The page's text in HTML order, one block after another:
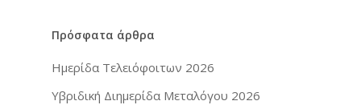
Πρόσφατα άρθρα
Ημερίδα Τελειόφοιτων 2026
Υβριδική Διημερίδα Μεταλόγου 2026